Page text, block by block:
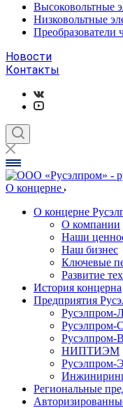
Высоковольтные
Низковольтные
Преобразователи
Новости
Контакты
О концерне
О концерне
О компании
Наши
Наш бизнес
Ключевые
Развитие
История концерна
Предприятия
Русэлпром-
Русэлпром-
НИПТИЭМ
Русэлпром-
Региональные